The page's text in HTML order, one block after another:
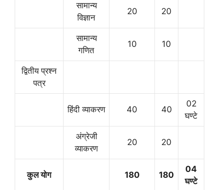
सामान्य
विज्ञान
20 20
सामान्य
गणित
10 10
द्वितीय प्रश्न
पत्र
हिंदी व्याकरण 40 40
02
घण्टे
अंग्रेजी
व्याकरण
20 20
कुल योग 180 180
04
घण्टे